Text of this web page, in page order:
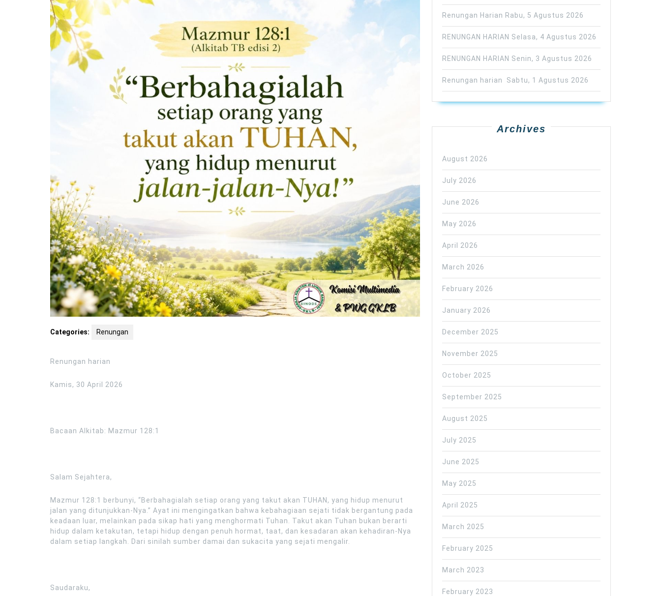
Categories: Renungan
Renungan harian
Kamis, 30 April 2026
Bacaan Alkitab: Mazmur 128:1
Salam Sejahtera,
Mazmur 128:1 berbunyi, “Berbahagialah setiap orang yang takut akan TUHAN, yang hidup menurut
jalan yang ditunjukkan-Nya.” Ayat ini mengingatkan bahwa kebahagiaan sejati tidak bergantung pada
keadaan luar, melainkan pada sikap hati yang menghormati Tuhan. Takut akan Tuhan bukan berarti
hidup dalam ketakutan, tetapi hidup dengan penuh hormat, taat, dan kesadaran akan kehadiran-Nya
dalam setiap langkah. Dari sinilah sumber damai dan sukacita yang sejati mengalir.
Saudaraku,
Renungan Harian Rabu, 5 Agustus 2026
RENUNGAN HARIAN Selasa, 4 Agustus 2026
RENUNGAN HARIAN Senin, 3 Agustus 2026
Renungan harian Sabtu, 1 Agustus 2026
Archives
August 2026
July 2026
June 2026
May 2026
April 2026
March 2026
February 2026
January 2026
December 2025
November 2025
October 2025
September 2025
August 2025
July 2025
June 2025
May 2025
April 2025
March 2025
February 2025
March 2023
February 2023